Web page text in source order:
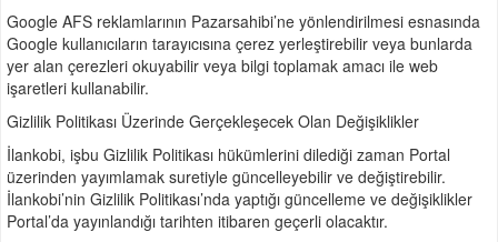
Google AFS reklamlarının Pazarsahibi’ne yönlendirilmesi esnasında
Google kullanıcıların tarayıcısına çerez yerleştirebilir veya bunlarda
yer alan çerezleri okuyabilir veya bilgi toplamak amacı ile web
işaretleri kullanabilir.
Gizlilik Politikası Üzerinde Gerçekleşecek Olan Değişiklikler
İlankobi, işbu Gizlilik Politikası hükümlerini dilediği zaman Portal
üzerinden yayımlamak suretiyle güncelleyebilir ve değiştirebilir.
İlankobi’nin Gizlilik Politikası’nda yaptığı güncelleme ve değişiklikler
Portal’da yayınlandığı tarihten itibaren geçerli olacaktır.